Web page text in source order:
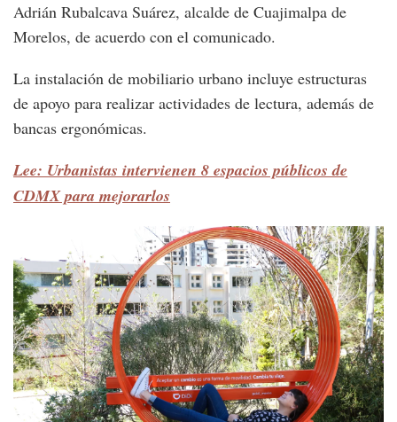
Adrián Rubalcava Suárez, alcalde de Cuajimalpa de
Morelos, de acuerdo con el comunicado.
La instalación de mobiliario urbano incluye estructuras
de apoyo para realizar actividades de lectura, además de
bancas ergonómicas.
Lee: Urbanistas intervienen 8 espacios públicos de
CDMX para mejorarlos